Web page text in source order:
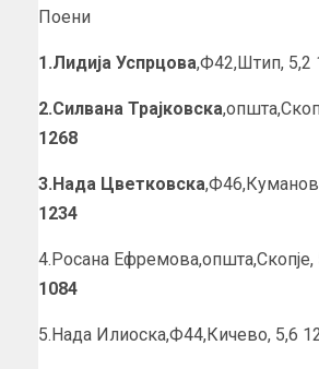
Поени
1.Лидија Успрцова,Ф42,Штип, 5,2
2.Силвана Трајковска
1268
3.Нада Цветковска
1234
4.Росана Ефремова,општа,Скопје,
1084
5.Нада Илиоска,Ф44,Кичево, 5,6